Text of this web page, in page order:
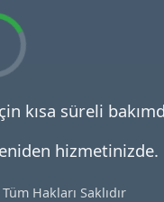
kısa süreli
hizmetinizde.
Hakları Saklıdır